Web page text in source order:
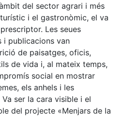
del sector agrari i més
i el gastronòmic, el va
Les seues
i publicacions van
de paisatges, oficis,
de vida i, al mateix temps,
social en mostrar
els anhels i les
ser la cara visible i el
del projecte «Menjars de la